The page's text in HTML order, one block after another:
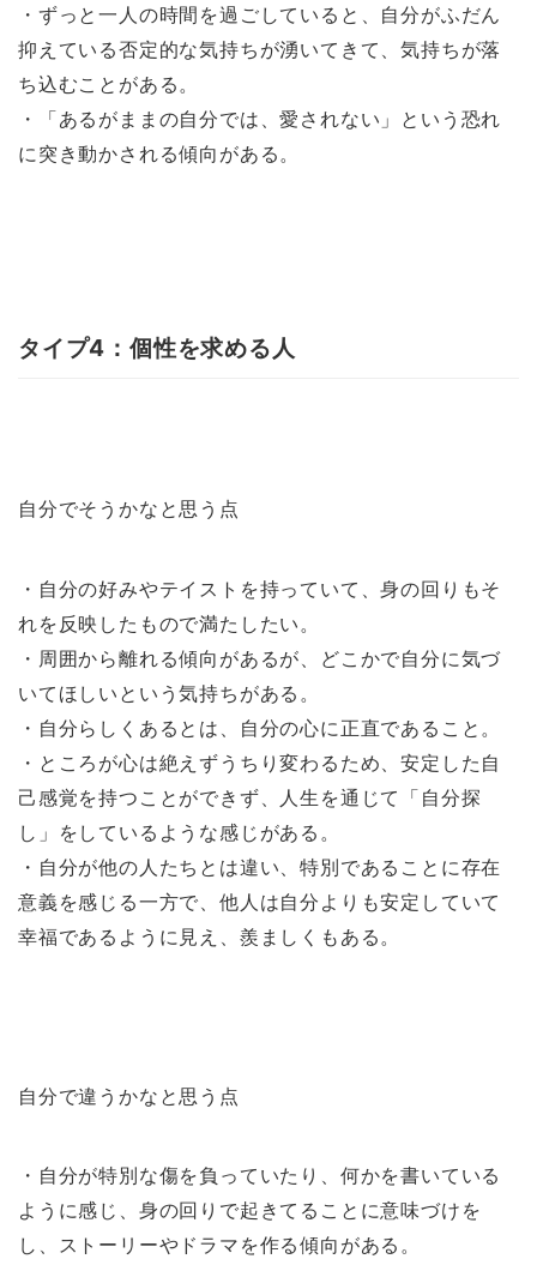
・ずっと一人の時間を過ごしていると、自分がふだん
抑えている否定的な気持ちが湧いてきて、気持ちが落
ち込むことがある。
・「あるがままの自分では、愛されない」という恐れ
に突き動かされる傾向がある。
タイプ4：個性を求める人
自分でそうかなと思う点
・自分の好みやテイストを持っていて、身の回りもそ
れを反映したもので満たしたい。
・周囲から離れる傾向があるが、どこかで自分に気づ
いてほしいという気持ちがある。
・自分らしくあるとは、自分の心に正直であること。
・ところが心は絶えずうちり変わるため、安定した自
己感覚を持つことができず、人生を通じて「自分探
し」をしているような感じがある。
・自分が他の人たちとは違い、特別であることに存在
意義を感じる一方で、他人は自分よりも安定していて
幸福であるように見え、羨ましくもある。
自分で違うかなと思う点
・自分が特別な傷を負っていたり、何かを書いている
ように感じ、身の回りで起きてることに意味づけを
し、ストーリーやドラマを作る傾向がある。